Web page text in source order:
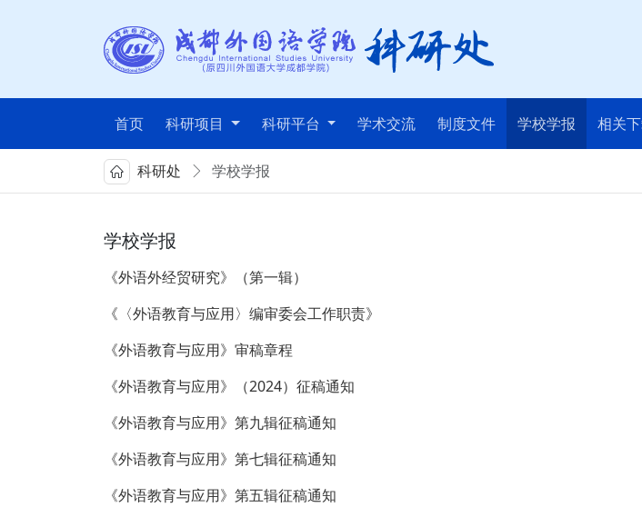
首页 科研项目 科研平台 学术交流 制度文件 学校学报 相关
科研处 学校学报
学校学报
《外语外经贸研究》（第一辑）
《〈外语教育与应用〉编审委会工作职责》
《外语教育与应用》审稿章程
《外语教育与应用》（2024）征稿通知
《外语教育与应用》第九辑征稿通知
《外语教育与应用》第七辑征稿通知
《外语教育与应用》第五辑征稿通知